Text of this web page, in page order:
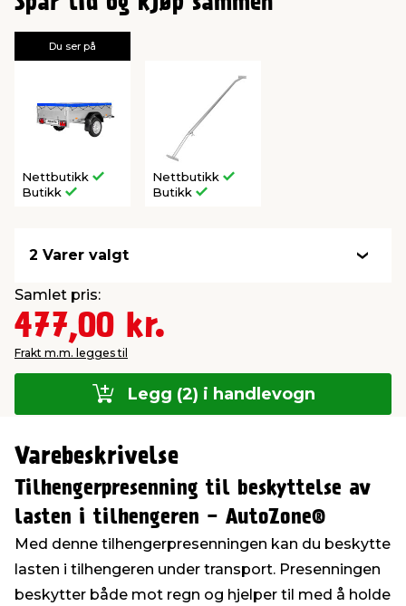
Du ser på
Nettbutikk
Butikk
Nettbutikk
Butikk
2 Varer valgt
Samlet pris:
477,00 kr.
Frakt m.m. legges til
Legg (2) i handlevogn
Varebeskrivelse
Tilhengerpresenning til beskyttelse av
lasten i tilhengeren - AutoZone®
Med denne tilhengerpresenningen kan du beskytte
lasten i tilhengeren under transport. Presenningen
beskytter både mot regn og hjelper til med å holde